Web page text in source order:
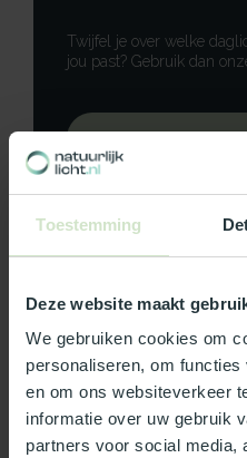
Toestemming
Deze website maakt
We gebruiken cookies om
personaliseren, om
en om ons websiteverkeer
informatie over uw gebruik
partners voor social media,
Twijfel je over welke
jou past? Gebruik dan
Neem contact op
Productomschrijving
Specificaties
Reviews